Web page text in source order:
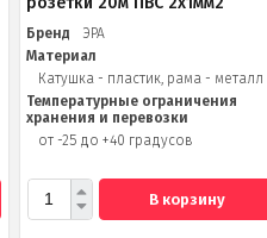
Бренд
ЭРА
Материал
Катушка - пластик, рама - металл
Температурные ограничения
хранения и перевозки
от -25 до +40 градусов
В корзину